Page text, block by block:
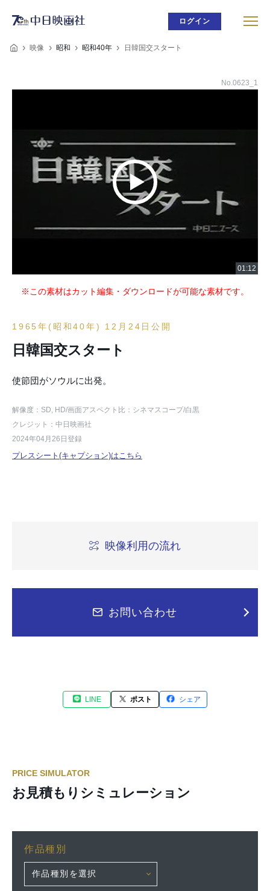
ログイン
映像 昭和 昭和40年 日韓国交スタート
No.0623_1
※この素材はカット編集・ダウンロードが可能な素材です。
1965年(昭和40年) 12月24日公開
日韓国交スタート
使節団がソウルに出発。
解像度：SD, HD/画面アスペクト比：シネマスコープ/白黒
クレジット：中日映画社
2024年04月26日登録
プレスシート(キャプション)はこちら
映像利用の流れ
お問い合わせ
LINE ポスト シェア
PRICE SIMULATOR
お見積もりシミュレーション
作品種別